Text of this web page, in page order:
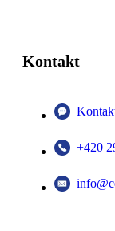
Kontakt
+420